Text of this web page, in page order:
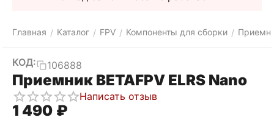
Главная / Каталог / FPV / Компоненты для сборки /
КОД: 106888
Приемник BETAFPV ELRS Nano
Написать отзыв
1 490 ₽